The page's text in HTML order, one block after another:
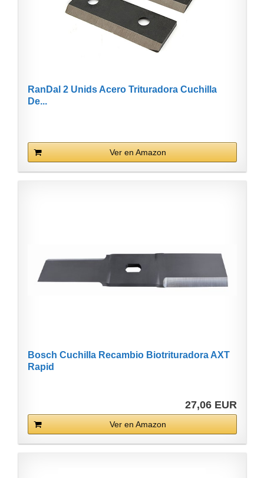
RanDal 2 Unids Acero Trituradora Cuchilla
De...
Ver en Amazon
Bosch Cuchilla Recambio Biotrituradora AXT
Rapid
27,06 EUR
Ver en Amazon